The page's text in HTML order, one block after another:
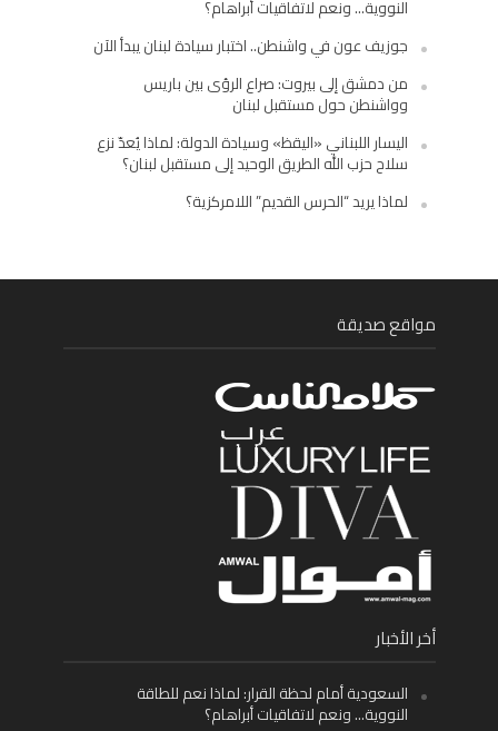
النووية… ونعم لاتفاقيات أبراهام؟
جوزيف عون في واشنطن.. اختبار سيادة لبنان يبدأ الآن
من دمشق إلى بيروت: صراع الرؤى بين باريس
وواشنطن حول مستقبل لبنان
اليسار اللبناني «اليقظ» وسيادة الدولة: لماذا يُعدّ نزع
سلاح حزب الله الطريق الوحيد إلى مستقبل لبنان؟
لماذا يريد “الحرس القديم” اللامركزية؟
مواقع صديقة
أخر الأخبار
السعودية أمام لحظة القرار: لماذا نعم للطاقة
النووية… ونعم لاتفاقيات أبراهام؟